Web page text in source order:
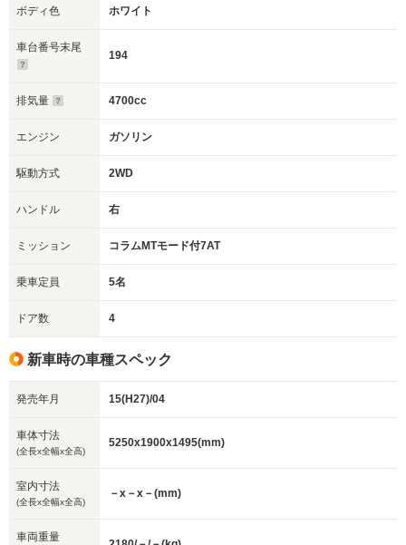
ボディ色 ホワイト
車台番号末尾
194
排気量 4700cc
エンジン ガソリン
駆動方式 2WD
ハンドル 右
ミッション コラムMTモード付7AT
乗車定員 5名
ドア数 4
新車時の車種スペック
発売年月 15(H27)/04
車体寸法
(全長x全幅x全高)
5250x1900x1495(mm)
室内寸法
(全長x全幅x全高)
－x－x－(mm)
車両重量